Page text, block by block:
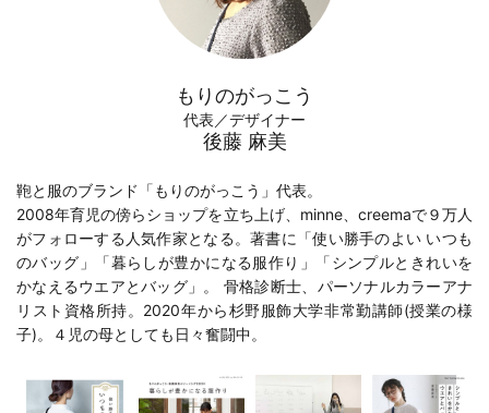
もりのがっこう
代表／デザイナー
後藤 麻美
鞄と服のブランド「もりのがっこう」代表。
2008年育児の傍らショップを立ち上げ、minne、creemaで９万人
がフォローする人気作家となる。著書に「使い勝手のよい いつも
のバッグ 」「暮らしが豊かになる服作り 」「シンプルときれいを
かなえるウエアとバッグ 」。 骨格診断士、パーソナルカラーアナ
リスト資格所持。2020年から杉野服飾大学非常勤講師(授業の様
子)。４児の母としても日々奮闘中。